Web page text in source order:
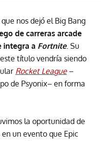
nos dejó el Big Bang
de carreras arcade
integra a Fortnite. Su
título vendría siendo
Rocket League–
de Psyonix– en forma
la oportunidad de
un evento que Epic